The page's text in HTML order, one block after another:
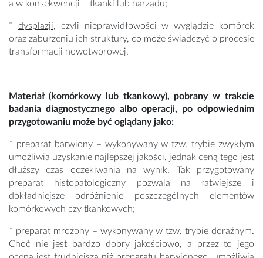
a w konsekwencji – tkanki lub narządu;
* dysplazji, czyli nieprawidłowości w wyglądzie komórek
oraz zaburzeniu ich struktury, co może świadczyć o procesie
transformacji nowotworowej.
Materiał (komórkowy lub tkankowy), pobrany w trakcie
badania diagnostycznego albo operacji, po odpowiednim
przygotowaniu może być oglądany jako:
* preparat barwiony– wykonywany w tzw. trybie zwykłym
umożliwia uzyskanie najlepszej jakości, jednak ceną tego jest
dłuższy czas oczekiwania na wynik. Tak przygotowany
preparat histopatologiczny pozwala na łatwiejsze i
dokładniejsze odróżnienie poszczególnych elementów
komórkowych czy tkankowych;
* preparat mrożony– wykonywany w tzw. trybie doraźnym.
Choć nie jest bardzo dobry jakościowo, a przez to jego